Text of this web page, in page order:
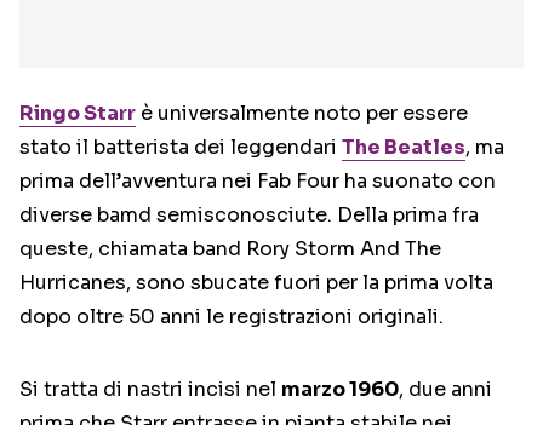
Ringo Starr è universalmente noto per essere
stato il batterista dei leggendari The Beatles, ma
prima dell’avventura nei Fab Four ha suonato con
diverse bamd semisconosciute. Della prima fra
queste, chiamata band Rory Storm And The
Hurricanes, sono sbucate fuori per la prima volta
dopo oltre 50 anni le registrazioni originali.
Si tratta di nastri incisi nel marzo 1960, due anni